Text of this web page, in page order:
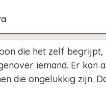
die het zelf
iemand. Er kan
die ongelukkig zijn.